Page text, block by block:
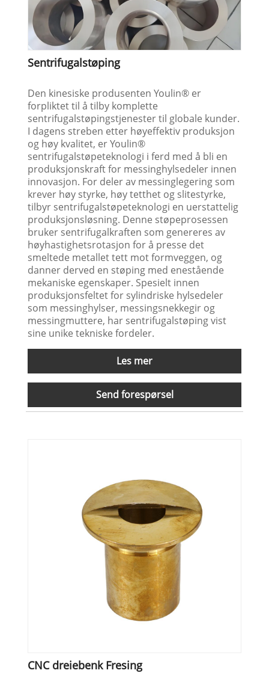
Sentrifugalstøping
Den kinesiske produsenten Youlin® er
forpliktet til å tilby komplette
sentrifugalstøpingstjenester til globale kunder.
I dagens streben etter høyeffektiv produksjon
og høy kvalitet, er Youlin®
sentrifugalstøpeteknologi i ferd med å bli en
produksjonskraft for messinghylsedeler innen
innovasjon. For deler av messinglegering som
krever høy styrke, høy tetthet og slitestyrke,
tilbyr sentrifugalstøpeteknologi en uerstattelig
produksjonsløsning. Denne støpeprosessen
bruker sentrifugalkraften som genereres av
høyhastighetsrotasjon for å presse det
smeltede metallet tett mot formveggen, og
danner derved en støping med enestående
mekaniske egenskaper. Spesielt innen
produksjonsfeltet for sylindriske hylsedeler
som messinghylser, messingsnekkegir og
messingmuttere, har sentrifugalstøping vist
sine unike tekniske fordeler.
Les mer
Send forespørsel
CNC dreiebenk Fresing